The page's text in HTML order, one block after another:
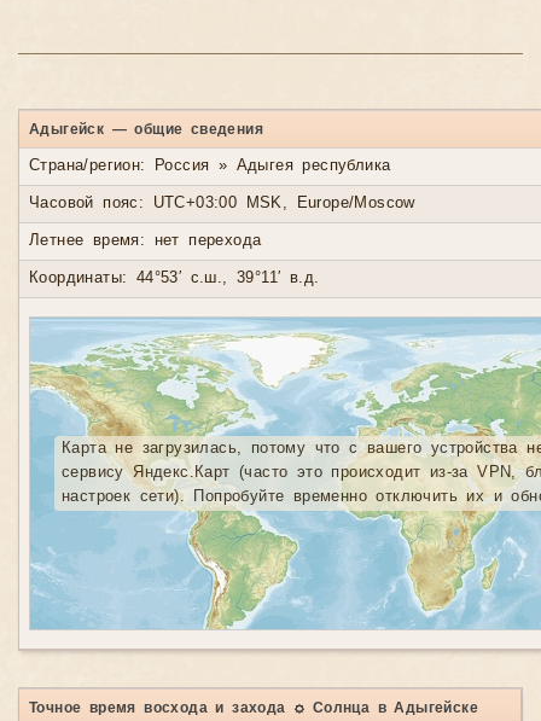
Адыгейск — общие сведения
Страна/регион: Россия » Адыгея республика
Часовой пояс: UTC+03:00 MSK, Europe/Moscow
Летнее время: нет перехода
Координаты: 44°53′ с.ш., 39°11′ в.д.
Карта не загрузилась, потому что с вашего устройства
сервису Яндекс.Карт (часто это происходит из-за VPN,
настроек сети). Попробуйте временно отключить их и
Точное время восхода и захода ☼ Солнца в Адыгейске